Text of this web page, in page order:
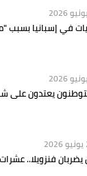
في إسبانيا بسبب
يعتدون على
يضربان فنزويلا..